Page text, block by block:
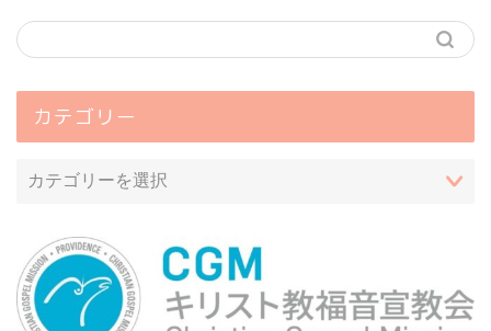
カテゴリー